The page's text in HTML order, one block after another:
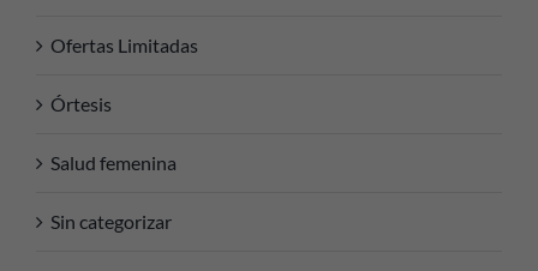
Ofertas Limitadas
Órtesis
Salud femenina
Sin categorizar